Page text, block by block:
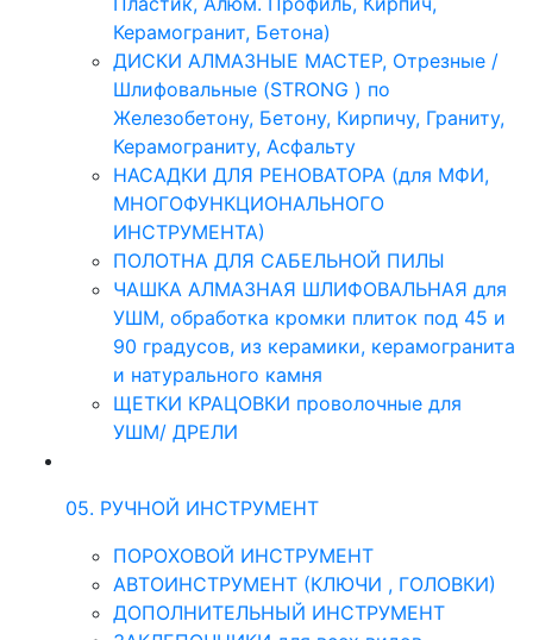
Керамогранит, Бетона)
ДИСКИ АЛМАЗНЫЕ МАСТЕР, Отрезные /
Шлифовальные (STRONG ) по
Железобетону, Бетону, Кирпичу, Граниту,
Керамограниту, Асфальту
НАСАДКИ ДЛЯ РЕНОВАТОРА (для МФИ,
МНОГОФУНКЦИОНАЛЬНОГО
ИНСТРУМЕНТА)
ПОЛОТНА ДЛЯ САБЕЛЬНОЙ ПИЛЫ
ЧАШКА АЛМАЗНАЯ ШЛИФОВАЛЬНАЯ для
УШМ, обработка кромки плиток под 45 и
90 градусов, из керамики, керамогранита
и натурального камня
ЩЕТКИ КРАЦОВКИ проволочные для
УШМ/ ДРЕЛИ
05. РУЧНОЙ ИНСТРУМЕНТ
ПОРОХОВОЙ ИНСТРУМЕНТ
АВТОИНСТРУМЕНТ (КЛЮЧИ , ГОЛОВКИ)
ДОПОЛНИТЕЛЬНЫЙ ИНСТРУМЕНТ